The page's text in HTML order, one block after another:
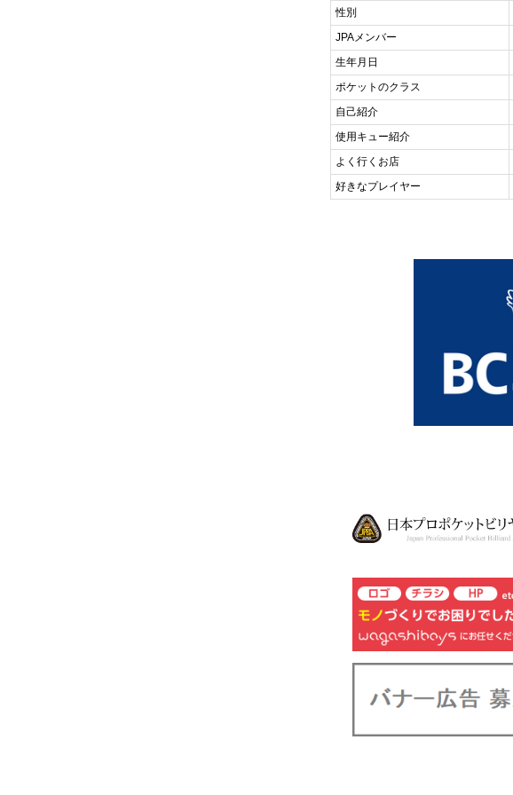
性別
JPAメンバー
生年月日
ポケットのクラス
自己紹介
使用キュー紹介
よく行くお店
好きなプレイヤー